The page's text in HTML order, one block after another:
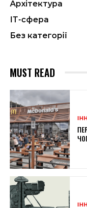
Архітектура
ІТ-сфера
Без категорії
MUST READ